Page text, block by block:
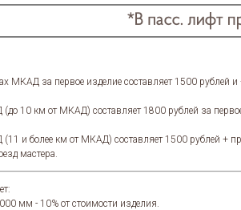
МКАД за первое изделие составляет 1500 рублей
10 км от МКАД) составляет 1800 рублей за
и более км от МКАД) составляет 1500 рублей +
мастера.
мм - 10% от стоимости изделия.